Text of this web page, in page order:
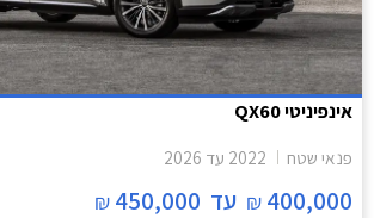
אינפיניטי QX60
פנאי שטח 2022 עד 2026
400,000
₪ עד 450,000
₪